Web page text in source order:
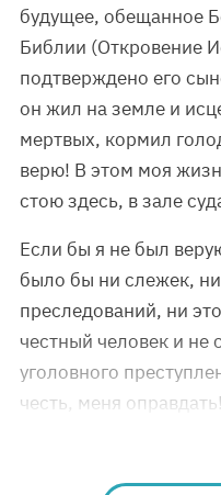
будущее, обещанное
Библии (Откровение
подтверждено его
он жил на земле и
мертвых, кормил
верю! В этом моя
стою здесь, в зале
Если бы я не был
было бы ни слежек,
преследований, ни
честный человек и не
уголовного
честь, меня оправдать!